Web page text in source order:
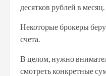
десятков рублей в месяц.
Некоторые брокеры
счета.
В целом, нужно
смотреть конкретные